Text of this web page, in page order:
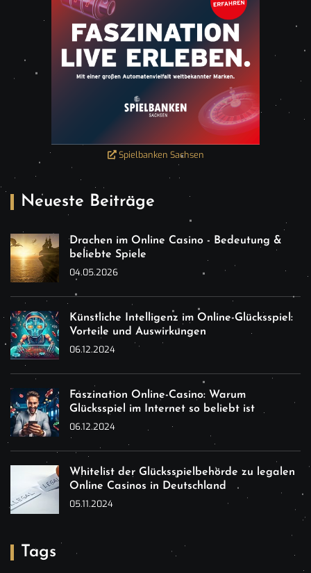
Spielbanken Sachsen
Neueste Beiträge
Drachen im Online Casino - Bedeutung &
beliebte Spiele
04.05.2026
Künstliche Intelligenz im Online-Glücksspiel:
Vorteile und Auswirkungen
06.12.2024
Faszination Online-Casino: Warum
Glücksspiel im Internet so beliebt ist
06.12.2024
Whitelist der Glücksspielbehörde zu legalen
Online Casinos in Deutschland
05.11.2024
Tags